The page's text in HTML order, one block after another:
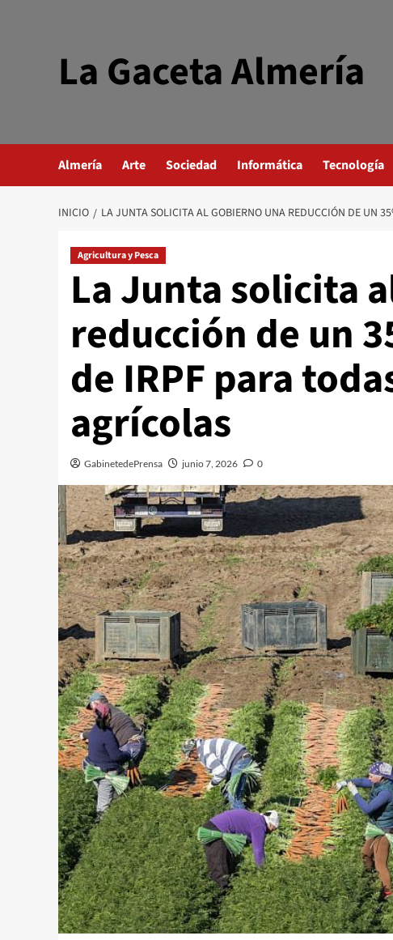
La Gaceta Almería
Almería Arte Sociedad Informática Tecnología
INICIO LA JUNTA SOLICITA AL GOBIERNO UNA REDUCCIÓN DE UN
Agricultura y Pesca
La Junta solicita
reducción de un
de IRPF para
agrícolas
GabinetedePrensa junio 7, 2026 0